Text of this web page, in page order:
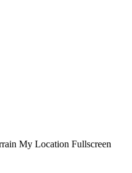
My Location Fullscreen